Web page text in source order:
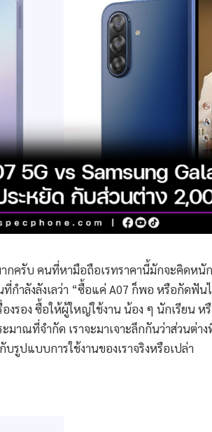
ครับ คนที่หามือถือเรทราคานี้มักจะคิดหนั
ำลังลังเลว่า “ซื้อแค่ A07 ก็พอ หรือกัดฟันไ
งรอง ซื้อให้ผู้ใหญ่ใช้งาน น้อง ๆ นักเรียน ห
าณที่จำกัด เราจะมาเจาะลึกกันว่าส่วนต่าง
รูปแบบการใช้งานของเราจริงหรือเปล่า